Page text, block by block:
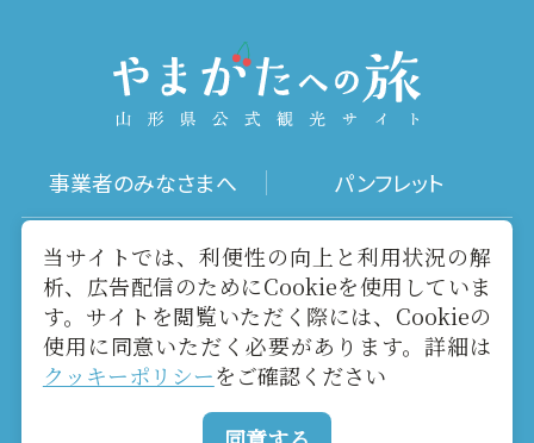
事業者のみなさまへ パンフレット
写真ダウンロード 動画ギャラリー
お役立ちリンク 当サイトについて
メールマガジン お問い合わせ
当サイトでは、利便性の向上と利用状況の解
析、広告配信のためにCookieを使用していま
す。サイトを閲覧いただく際には、Cookieの
使用に同意いただく必要があります。詳細は
クッキーポリシーをご確認ください